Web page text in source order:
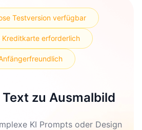
Testversion verfügbar
Kreditkarte erforderlich
zu Ausmalbild
KI Prompts oder Design